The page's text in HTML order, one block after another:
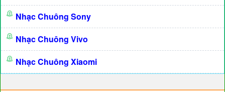
Nhạc Chuông Sony
Nhạc Chuông Vivo
Nhạc Chuông Xiaomi